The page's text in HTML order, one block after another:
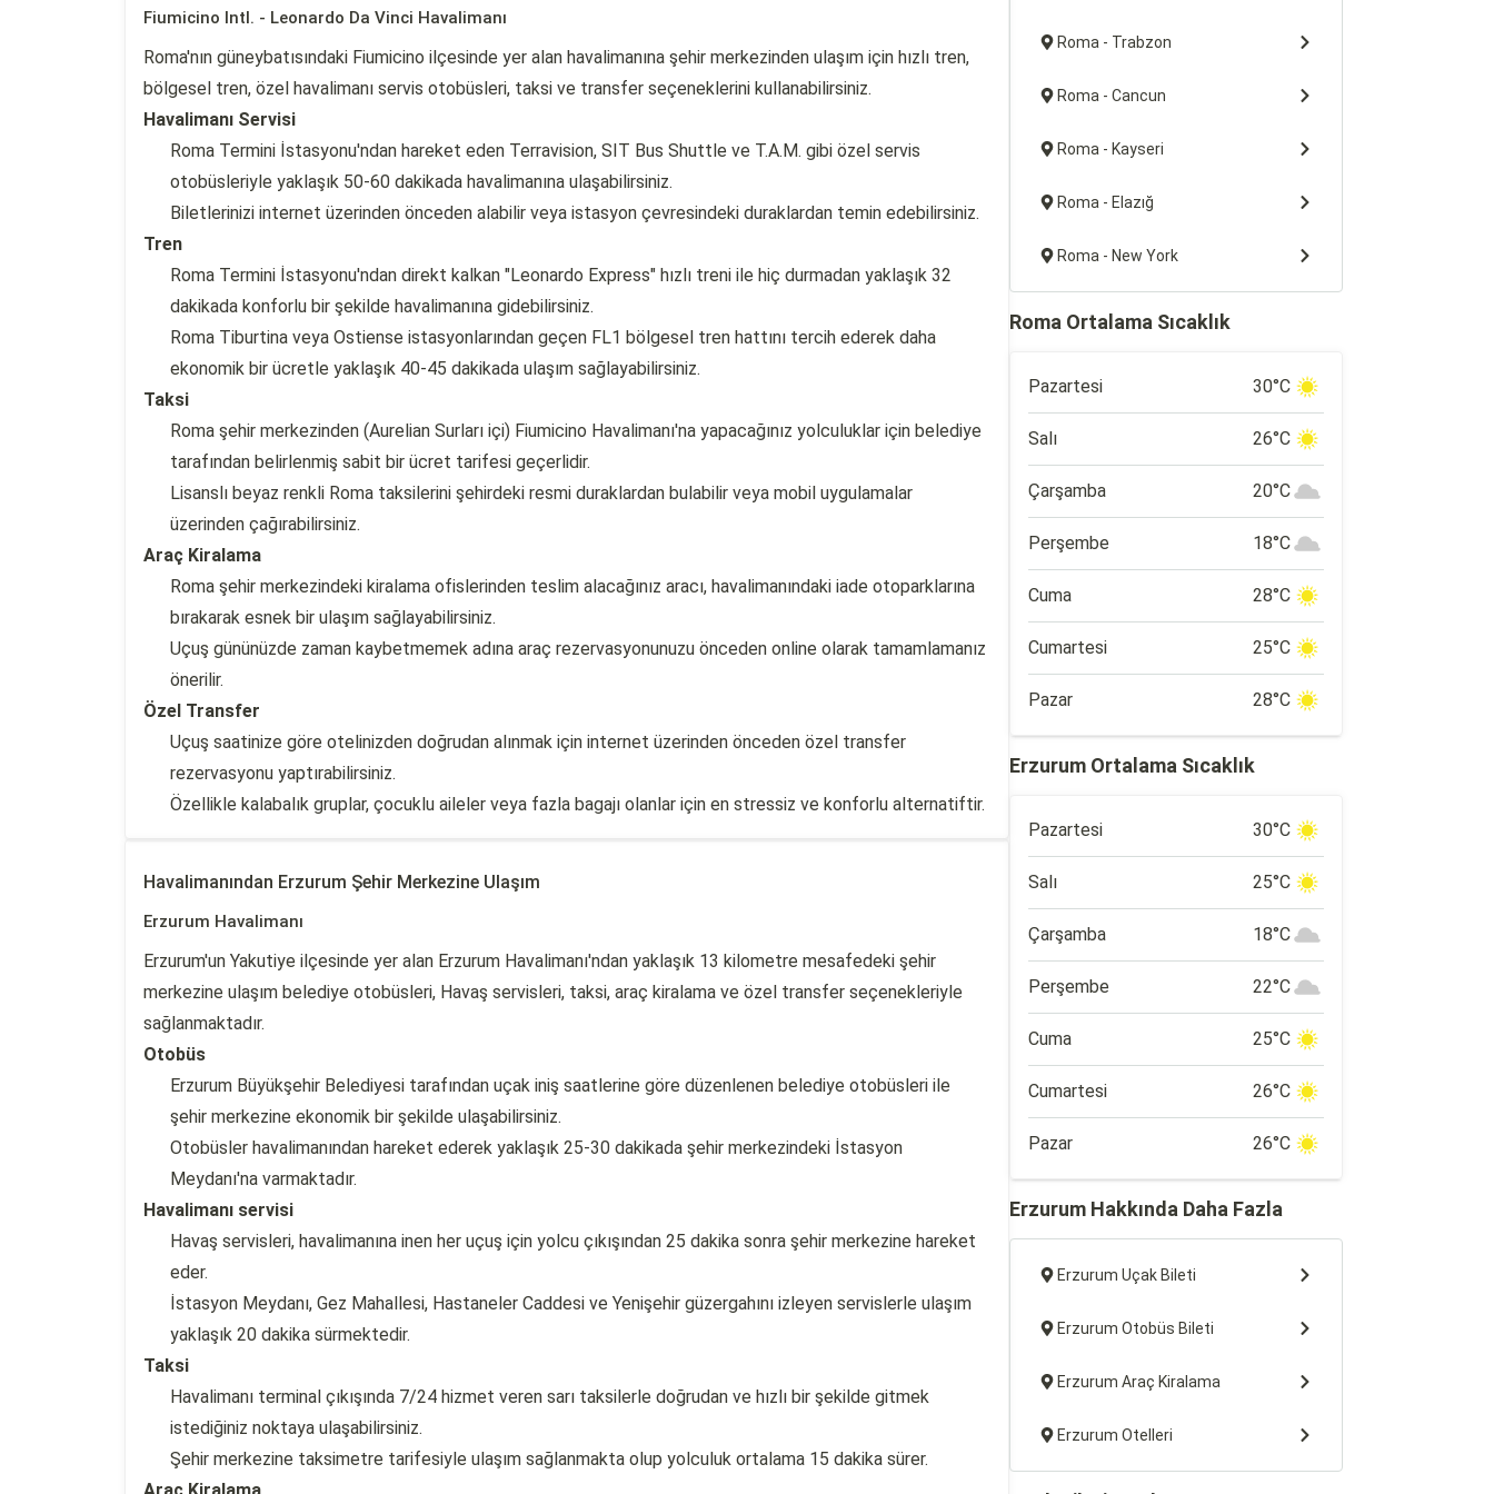
Fiumicino Intl. - Leonardo Da Vinci Havalimanı
Roma'nın güneybatısındaki Fiumicino ilçesinde yer alan havalimanına şehir merkezinden ulaşım için hızlı tren,
bölgesel tren, özel havalimanı servis otobüsleri, taksi ve transfer seçeneklerini kullanabilirsiniz.
Havalimanı Servisi
Roma Termini İstasyonu'ndan hareket eden Terravision, SIT Bus Shuttle ve T.A.M. gibi özel servis
otobüsleriyle yaklaşık 50-60 dakikada havalimanına ulaşabilirsiniz.
Biletlerinizi internet üzerinden önceden alabilir veya istasyon çevresindeki duraklardan temin edebilirsiniz.
Tren
Roma Termini İstasyonu'ndan direkt kalkan "Leonardo Express" hızlı treni ile hiç durmadan yaklaşık 32
dakikada konforlu bir şekilde havalimanına gidebilirsiniz.
Roma Tiburtina veya Ostiense istasyonlarından geçen FL1 bölgesel tren hattını tercih ederek daha
ekonomik bir ücretle yaklaşık 40-45 dakikada ulaşım sağlayabilirsiniz.
Taksi
Roma şehir merkezinden (Aurelian Surları içi) Fiumicino Havalimanı'na yapacağınız yolculuklar için belediye
tarafından belirlenmiş sabit bir ücret tarifesi geçerlidir.
Lisanslı beyaz renkli Roma taksilerini şehirdeki resmi duraklardan bulabilir veya mobil uygulamalar
üzerinden çağırabilirsiniz.
Araç Kiralama
Roma şehir merkezindeki kiralama ofislerinden teslim alacağınız aracı, havalimanındaki iade otoparklarına
bırakarak esnek bir ulaşım sağlayabilirsiniz.
Uçuş gününüzde zaman kaybetmemek adına araç rezervasyonunuzu önceden online olarak tamamlamanız
önerilir.
Özel Transfer
Uçuş saatinize göre otelinizden doğrudan alınmak için internet üzerinden önceden özel transfer
rezervasyonu yaptırabilirsiniz.
Özellikle kalabalık gruplar, çocuklu aileler veya fazla bagajı olanlar için en stressiz ve konforlu alternatiftir.
Havalimanından Erzurum Şehir Merkezine Ulaşım
Erzurum Havalimanı
Erzurum'un Yakutiye ilçesinde yer alan Erzurum Havalimanı'ndan yaklaşık 13 kilometre mesafedeki şehir
merkezine ulaşım belediye otobüsleri, Havaş servisleri, taksi, araç kiralama ve özel transfer seçenekleriyle
sağlanmaktadır.
Otobüs
Erzurum Büyükşehir Belediyesi tarafından uçak iniş saatlerine göre düzenlenen belediye otobüsleri ile
şehir merkezine ekonomik bir şekilde ulaşabilirsiniz.
Otobüsler havalimanından hareket ederek yaklaşık 25-30 dakikada şehir merkezindeki İstasyon
Meydanı'na varmaktadır.
Havalimanı servisi
Havaş servisleri, havalimanına inen her uçuş için yolcu çıkışından 25 dakika sonra şehir merkezine hareket
eder.
İstasyon Meydanı, Gez Mahallesi, Hastaneler Caddesi ve Yenişehir güzergahını izleyen servislerle ulaşım
yaklaşık 20 dakika sürmektedir.
Taksi
Havalimanı terminal çıkışında 7/24 hizmet veren sarı taksilerle doğrudan ve hızlı bir şekilde gitmek
istediğiniz noktaya ulaşabilirsiniz.
Şehir merkezine taksimetre tarifesiyle ulaşım sağlanmakta olup yolculuk ortalama 15 dakika sürer.
Roma - Trabzon
Roma - Cancun
Roma - Kayseri
Roma - Elazığ
Roma - New York
Roma Ortalama Sıcaklık
Pazartesi 30°C
Salı 26°C
Çarşamba 20°C
Perşembe 18°C
Cuma 28°C
Cumartesi 25°C
Pazar 28°C
Erzurum Ortalama Sıcaklık
Pazartesi 30°C
Salı 25°C
Çarşamba 18°C
Perşembe 22°C
Cuma 25°C
Cumartesi 26°C
Pazar 26°C
Erzurum Hakkında Daha Fazla
Erzurum Uçak Bileti
Erzurum Otobüs Bileti
Erzurum Araç Kiralama
Erzurum Otelleri